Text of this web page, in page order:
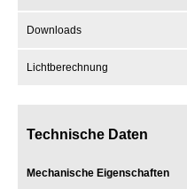
Downloads
Lichtberechnung
Technische Daten
Mechanische Eigenschaften